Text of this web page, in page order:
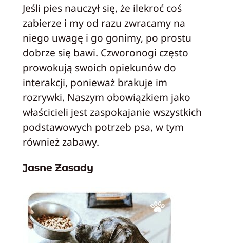
Jeśli pies nauczył się, że ilekroć coś
zabierze i my od razu zwracamy na
niego uwagę i go gonimy, po prostu
dobrze się bawi. Czworonogi często
prowokują swoich opiekunów do
interakcji, ponieważ brakuje im
rozrywki. Naszym obowiązkiem jako
właścicieli jest zaspokajanie wszystkich
podstawowych potrzeb psa, w tym
również zabawy.
Jasne Zasady